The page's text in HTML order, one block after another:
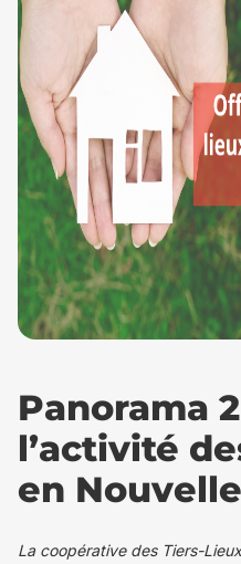
Panorama
l’activité
en
La coopérative des Tiers-